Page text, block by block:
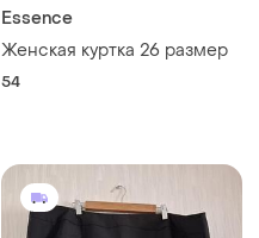
Essence
Женская куртка 26 размер
54